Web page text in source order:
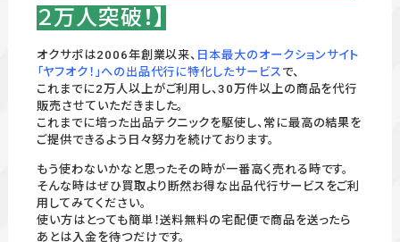
２万人突破 ！】
オクサポは2006年創業以来、 日本最大のオークションサイト
「ヤフオク！」への出品代行に特化したサービス で、
これまでに2万人以上がご利用し、30万件以上の商品を代行
販売させていただきました。
これまでに培った出品テクニックを駆使し、常に最高の結果を
ご提供できるよう日々努力を続けております。
もう使わないかなと思ったその時が一番高く売れる時です。
そんな時はぜひ買取より断然お得な出品代行サービスをご利
用してみてください。
使い方はとっても簡単！送料無料の宅配便で商品を送ったら
あとは入金を待つだけです。